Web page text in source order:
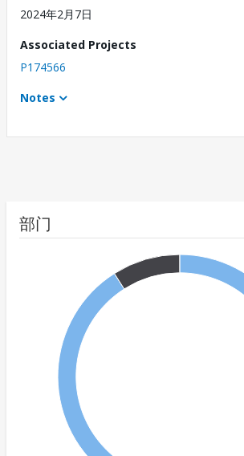
2024年2月7日
Associated Projects
P174566
Notes
部门